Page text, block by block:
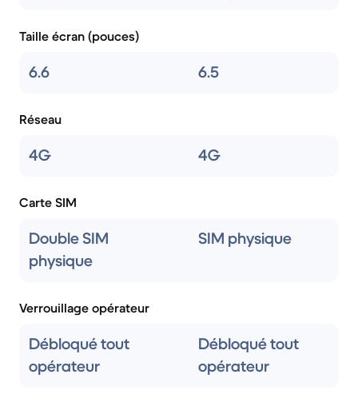
Taille écran (pouces)
6.6 6.5
Réseau
4G 4G
Carte SIM
Double SIM
physique
SIM physique
Verrouillage opérateur
Débloqué tout
opérateur
Débloqué tout
opérateur